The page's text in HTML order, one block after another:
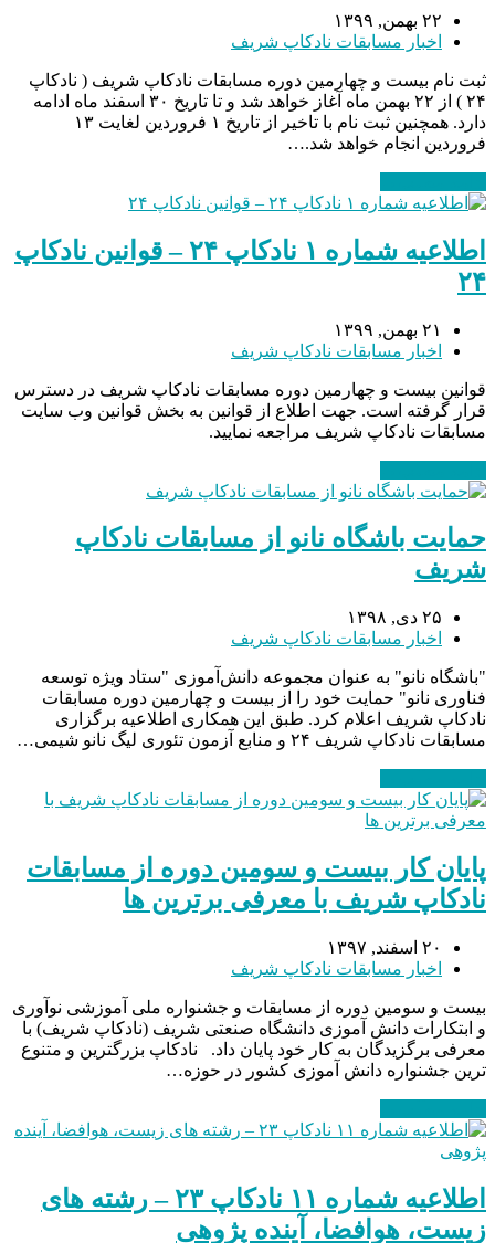
۲۲ بهمن, ۱۳۹۹
اخبار مسابقات نادکاپ شریف
ثبت نام بیست و چهارمین دوره مسابقات نادکاپ شریف ( نادکاپ
۲۴ ) از ۲۲ بهمن ماه آغاز خواهد شد و تا تاریخ ۳۰ اسفند ماه ادامه
دارد. همچنین ثبت نام با تاخیر از تاریخ ۱ فروردین لغایت ۱۳
فروردین انجام خواهد شد.…
اطلاعیه شماره ۱ نادکاپ ۲۴ – قوانین نادکاپ
۲۴
۲۱ بهمن, ۱۳۹۹
اخبار مسابقات نادکاپ شریف
قوانین بیست و چهارمین دوره مسابقات نادکاپ شریف در دسترس
قرار گرفته است. جهت اطلاع از قوانین به بخش قوانین وب سایت
مسابقات نادکاپ شریف مراجعه نمایید.
حمایت باشگاه نانو از مسابقات نادکاپ
شریف
۲۵ دی, ۱۳۹۸
اخبار مسابقات نادکاپ شریف
"باشگاه نانو" به عنوان مجموعه دانش‌آموزی "ستاد ویژه توسعه
فناوری نانو" حمایت خود را از بیست و چهارمین دوره مسابقات
نادکاپ شریف اعلام کرد. طبق این همکاری اطلاعیه برگزاری
مسابقات نادکاپ شریف ۲۴ و منابع آزمون تئوری لیگ نانو شیمی…
پایان کار بیست و سومین دوره از مسابقات
نادکاپ شریف با معرفی برترین ها
۲۰ اسفند, ۱۳۹۷
اخبار مسابقات نادکاپ شریف
بیست و سومین دوره از مسابقات و جشنواره ملی آموزشی نوآوری
و ابتکارات دانش آموزی دانشگاه صنعتی شریف (نادکاپ شریف) با
معرفی برگزیدگان به کار خود پایان داد. نادکاپ بزرگترین و متنوع
ترین جشنواره دانش آموزی کشور در حوزه…
اطلاعیه شماره ۱۱ نادکاپ ۲۳ – رشته های
زیست، هوافضا، آینده پژوهی